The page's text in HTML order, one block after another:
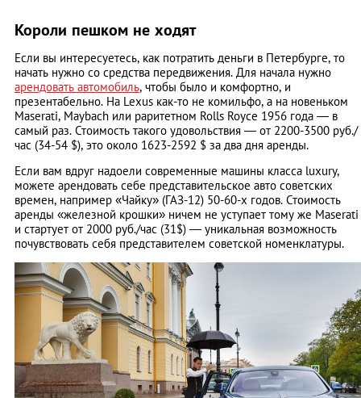
Короли пешком не ходят
Если вы интересуетесь, как потратить деньги в Петербурге, то
начать нужно со средства передвижения. Для начала нужно
арендовать автомобиль, чтобы было и комфортно, и
презентабельно. На Lexus как-то не комильфо, а на новеньком
Maserati, Maybach или раритетном Rolls Royce 1956 года — в
самый раз. Стоимость такого удовольствия — от 2200-3500 руб./
час (34-54 $), это около 1623-2592 $ за два дня аренды.
Если вам вдруг надоели современные машины класса luxury,
можете арендовать себе представительское авто советских
времен, например «Чайку» (ГАЗ-12) 50-60-х годов. Стоимость
аренды «железной крошки» ничем не уступает тому же Maserati
и стартует от 2000 руб./час (31$) — уникальная возможность
почувствовать себя представителем советской номенклатуры.